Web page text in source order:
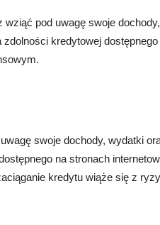
pod uwagę swoje
kredytowej
swoje dochody, wydatki
na stronach
kredytu wiąże się z